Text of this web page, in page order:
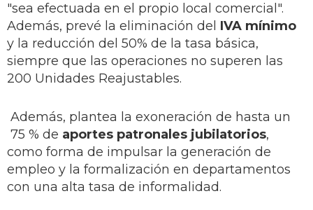
"sea efectuada en el propio local comercial".
Además, prevé la eliminación del IVA mínimo
y la reducción del 50% de la tasa básica,
siempre que las operaciones no superen las
200 Unidades Reajustables.
Además, plantea la exoneración de hasta un
75 % de aportes patronales jubilatorios,
como forma de impulsar la generación de
empleo y la formalización en departamentos
con una alta tasa de informalidad.